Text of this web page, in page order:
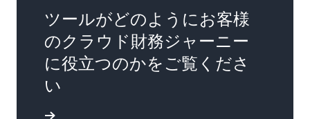
ツールがどのようにお客様
のクラウド財務ジャーニー
に役立つのかをご覧くださ
い